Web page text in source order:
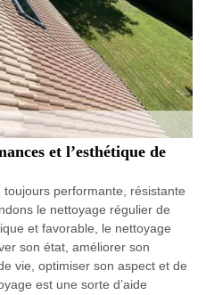
et l’esthétique de
performante, résistante
le nettoyage régulier de
et favorable, le nettoyage
son état, améliorer son
vie, optimiser son aspect et de
est une sorte d’aide